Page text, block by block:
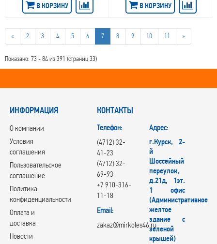
В КОРЗИНУ В КОРЗИНУ
« 2 3 4 5 6 7 8 9 10 11 »
Показано: 73 - 84 из 391 (страниц 33)
ИНФОРМАЦИЯ
О компании
Условия
соглашения
Пользовательское
соглашение
Политика
конфиденциальности
Оплата и
доставка
Новости
КОНТАКТЫ
Телефон:
(4712) 32-
41-23
(4712) 32-
69-93
+7 910-316-
11-18
Email:
zakaz@mirkoles46.ru
Адрес:
г.Курск, 2-
й
Шоссейный
переулок,
д.21д, 1эт.
1 офис
(Административное
желтое
здание с
зеленой
крышей)